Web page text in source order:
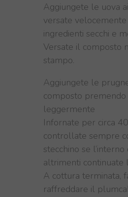
Aggiungete le uova
versate
ingredienti secchi e
Versate il composto
stampo.
Aggiungete le
composto premendo
leggermente
Infornate per circa
controllate sempre
stecchino se l’interno
altrimenti continuate
A cottura terminata,
raffreddare il